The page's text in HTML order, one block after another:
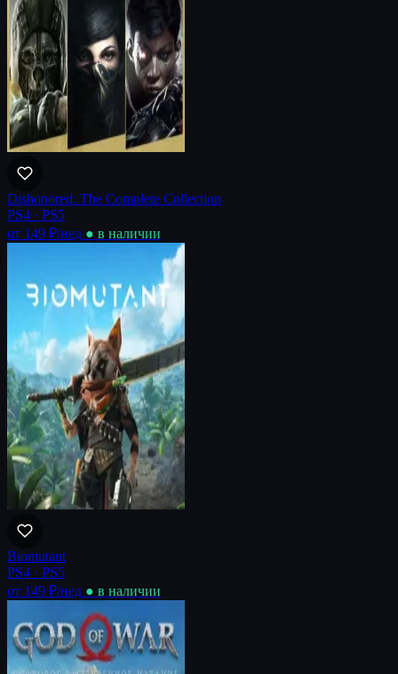
Dishonored: The Complete Collection
PS4 · PS5
от 149 ₽/нед ● в наличии
Biomutant
PS4 · PS5
от 149 ₽/нед ● в наличии